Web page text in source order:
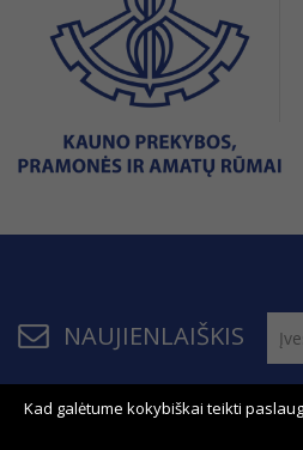
NAUJIENLAIŠKIS
© 2011 - 2026, KPPAR . Visos
Kad galėtume kokybiškai teikti